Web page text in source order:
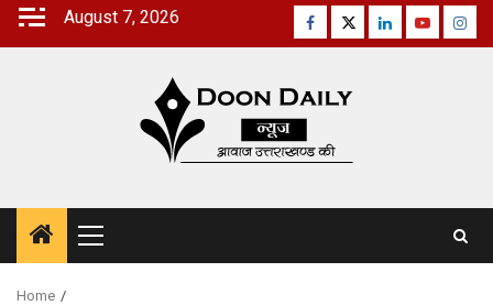
Skip
August 7, 2026 Facebook
TwitterLinkedinYoutube
Primary
Menu
Home